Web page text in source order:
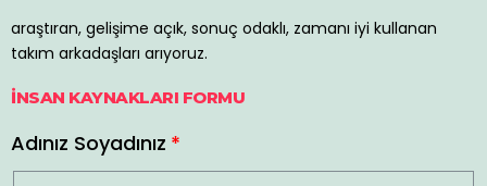
araştıran, gelişime açık, sonuç odaklı, zamanı iyi kullanan
takım arkadaşları arıyoruz.
İNSAN KAYNAKLARI FORMU
Adınız Soyadınız